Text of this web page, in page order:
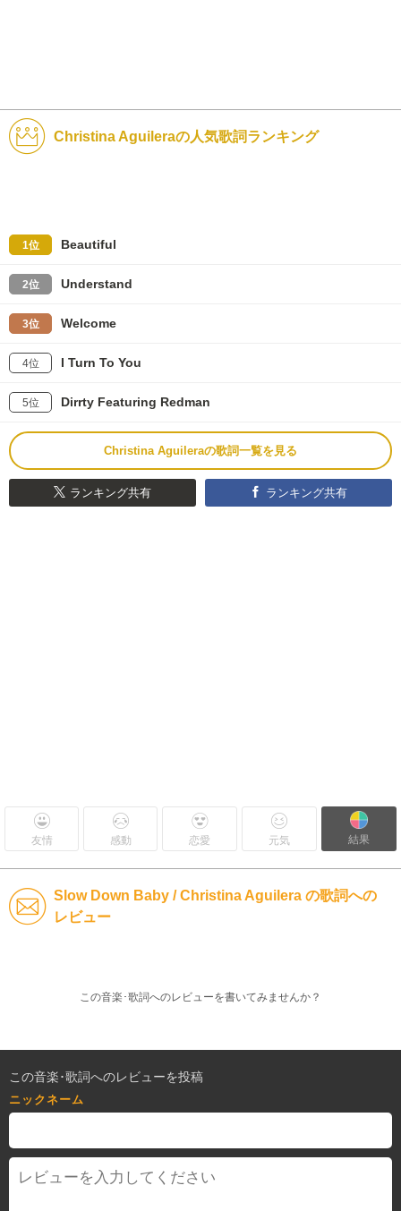
Christina Aguileraの人気歌詞ランキング
1位 Beautiful
2位 Understand
3位 Welcome
4位 I Turn To You
5位 Dirrty Featuring Redman
Christina Aguileraの歌詞一覧を見る
ランキング共有 ランキング共有
友情 感動 恋愛 元気 結果
Slow Down Baby / Christina Aguilera の歌詞への
レビュー
この音楽･歌詞へのレビューを書いてみませんか？
この音楽･歌詞へのレビューを投稿
ニックネーム